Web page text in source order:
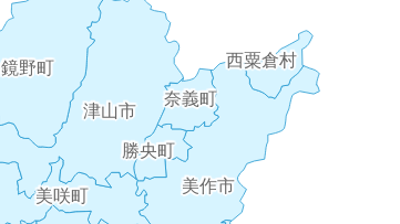
津山市
西粟倉村
奈義町
美作市
美咲町
鏡野町
勝央町